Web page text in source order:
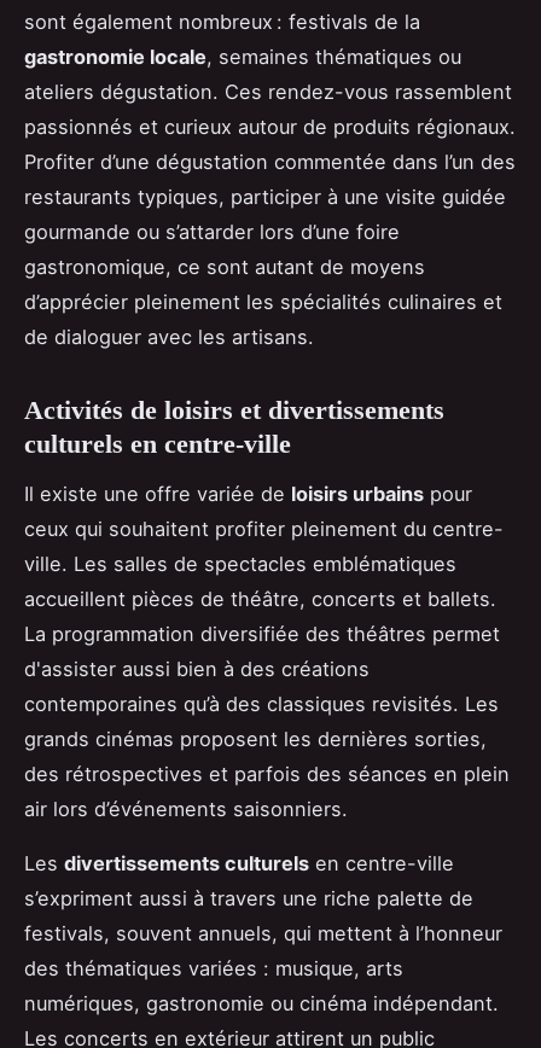
sont également nombreux : festivals de la
gastronomie locale, semaines thématiques ou
ateliers dégustation. Ces rendez-vous rassemblent
passionnés et curieux autour de produits régionaux.
Profiter d’une dégustation commentée dans l’un des
restaurants typiques, participer à une visite guidée
gourmande ou s’attarder lors d’une foire
gastronomique, ce sont autant de moyens
d’apprécier pleinement les spécialités culinaires et
de dialoguer avec les artisans.
Activités de loisirs et divertissements
culturels en centre-ville
Il existe une offre variée de loisirs urbains pour
ceux qui souhaitent profiter pleinement du centre-
ville. Les salles de spectacles emblématiques
accueillent pièces de théâtre, concerts et ballets.
La programmation diversifiée des théâtres permet
d'assister aussi bien à des créations
contemporaines qu’à des classiques revisités. Les
grands cinémas proposent les dernières sorties,
des rétrospectives et parfois des séances en plein
air lors d’événements saisonniers.
Les divertissements culturels en centre-ville
s’expriment aussi à travers une riche palette de
festivals, souvent annuels, qui mettent à l’honneur
des thématiques variées : musique, arts
numériques, gastronomie ou cinéma indépendant.
Les concerts en extérieur attirent un public